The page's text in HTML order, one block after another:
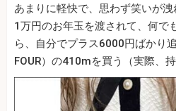
あまりに軽快で、思わず笑いが
1万円のお年玉を渡されて、何で
ら、自分でプラス6000円ばかり
FOUR）の410mを買う（実際、